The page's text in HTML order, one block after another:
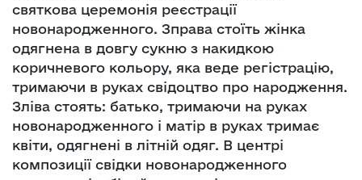
святкова церемонія реєстрації
новонародженного. Зправа стоїть жінка
одягнена в довгу сукню з накидкою
коричневого кольору, яка веде регістрацію,
тримаючи в руках свідоцтво про народження.
Зліва стоять: батько, тримаючи на руках
новонародженного і матір в руках тримає
квіти, одягнені в літній одяг. В центрі
композиції свідки новонародженного